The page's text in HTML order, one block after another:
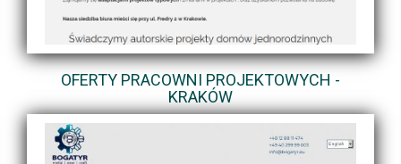
OFERTY PRACOWNI PROJEKTOWYCH -
KRAKÓW